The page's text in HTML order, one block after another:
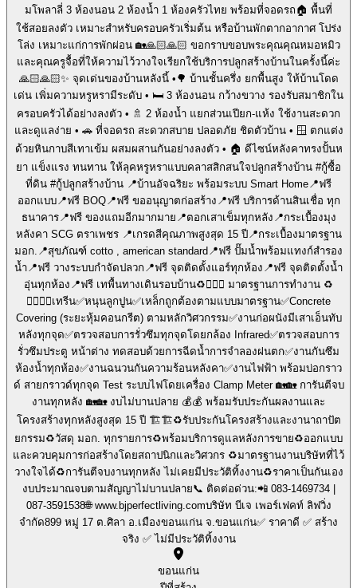
มโพลาลี่ 3 ห้องนอน 2 ห้องน้ำ 1 ห้องครัวไทย พร้อมที่จอดรถ🏠 พื้นที่
ใช้สอยลงตัว เหมาะสำหรับครอบครัวเริ่มต้น หรือบ้านพักตากอากาศ โปร่ง
โล่ง เหมาะแก่การพักผ่อน 🏡🙏🏻🙏🏻 ขอกราบขอบพระคุณคุณหมอหมิว
และคุณครูจื้อที่ให้ความไว้วางใจเรียกใช้บริการปลูกสร้างบ้านในครั้งนี้ค่ะ
🙏🏻🙏🏻✨ จุดเด่นของบ้านหลังนี้ •🌳 บ้านชั้นครึ่ง ยกพื้นสูง ให้บ้านโดด
เด่น เพิ่มความหรูหรามีระดับ • 🛏️ 3 ห้องนอน กว้างขวาง รองรับสมาชิกใน
ครอบครัวได้อย่างลงตัว • 🚿 2 ห้องน้ำ แยกส่วนเปียก-แห้ง ใช้งานสะดวก
และดูแลง่าย • 🚗 ที่จอดรถ สะดวกสบาย ปลอดภัย ชิดตัวบ้าน • 🪟 ตกแต่ง
ด้วยหินกาบสีเทาเข้ม ผสมผสานกันอย่างลงตัว • 🏠 ดีไซน์หลังคาทรงปั้นห
ยา แข็งแรง ทนทาน ให้ลุคหรูหราแบบคลาสสิกสนใจปลูกสร้างบ้าน #กู้ซื้อ
ที่ดิน #กู้ปลูกสร้างบ้าน 📍บ้านอัจฉริยะ พร้อมระบบ Smart Home📍ฟรี
ออกแบบ📍ฟรี BOQ📍ฟรี ขออนุญาตก่อสร้าง📍ฟรี บริการด้านสินเชื่อ ทุก
ธนาคาร📍ฟรี ของแถมอีกมากมาย📍ตอกเสาเข็มทุกหลัง📍กระเบื้องมุง
หลังคา SCG ตราเพชร 📍เกรดสีคุณภาพสูงสุด 15 ปี📍กระเบื้องมาตรฐาน
มอก.📍สุขภัณฑ์ cotto , american standard📍ฟรี ปั๊มน้ำพร้อมแทงก์สำรอง
น้ำ📍ฟรี วางระบบกำจัดปลวก📍ฟรี จุดติดตั้งแอร์ทุกห้อง📍ฟรี จุดติดตั้งน้ำ
อุ่นทุกห้อง📍ฟรี เทพื้นทางเดินรอบบ้าน♻️👷🏻‍♂️ มาตรฐานการทำงาน ♻️
👷🏻‍♂️✅เทรีน✅หนุนลูกปูน✅เหล็กถูกต้องตามแบบมาตรฐาน✅Concrete
Covering (ระยะหุ้มคอนกรีต) ตามหลักวิศวกรรม✅งานก่อผนังมีเสาเอ็นทับ
หลังทุกจุด✅ตรวจสอบการรั่วซึมทุกจุดโดยกล้อง Infrared✅ตรวจสอบการ
รั่วซึมประตู หน้าต่าง ทดสอบด้วยการฉีดน้ำการจำลองฝนตก✅งานกันซึม
ห้องน้ำทุกห้อง✅งานฉนวนกันความร้อนหลังคา✅งานไฟฟ้า พร้อมบ่อกราว
ด์ สายกราวด์ทุกจุด Test ระบบไฟโดยเครื่อง Clamp Meter 🏡🏡 การันตีจบ
งานทุกหลัง 🏡🏡 งบไม่บานปลาย 💰💰 พร้อมรับประกันผลงานและ
โครงสร้างทุกหลังสูงสุด 15 ปี 🏗️🏗️♻️รับประกันโครงสร้างและงานาถาปัต
ยกรรม♻️วัสดุ มอก. ทุกรายการ♻️พร้อมบริการดูแลหลังการขาย♻️ออกแบบ
และควบคุมการก่อสร้างโดยสถาปนิกและวิศวกร ♻️มาตรฐานงานบริษัทที่ไว้
วางใจได้♻️การันตีจบงานทุกหลัง ไม่เคยมีประวัติทิ้งงาน♻️ราคาเป็นกันเอง
งบประมาณจบตามสัญญาไม่บานปลาย📞 ติดต่อด่วน:📲 083-1469734 |
087-3591538🌐 www.bjperfectliving.comบริษัท บีเจ เพอร์เฟคท์ ลิฟวิ่ง
จำกัด899 หมู่ 17 ต.ศิลา อ.เมืองขอนแก่น จ.ขอนแก่น✅ ราคาดี ✅ สร้าง
จริง ✅ ไม่มีประวัติทิ้งงาน
ขอนแก่น